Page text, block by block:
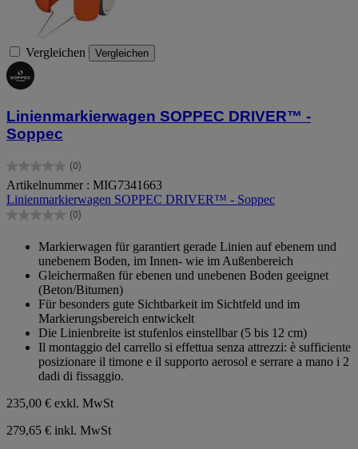
Vergleichen Vergleichen
Linienmarkierwagen SOPPEC DRIVER™ -
Soppec
(0)
0.0
von
5
Sternen.
Artikelnummer : MIG7341663
Linienmarkierwagen SOPPEC DRIVER™ - Soppec
(0)
0.0
Sternen.
Markierwagen für garantiert gerade Linien auf ebenem und
unebenem Boden, im Innen- wie im Außenbereich
Gleichermaßen für ebenen und unebenen Boden geeignet
(Beton/Bitumen)
Für besonders gute Sichtbarkeit im Sichtfeld und im
Markierungsbereich entwickelt
Die Linienbreite ist stufenlos einstellbar (5 bis 12 cm)
Il montaggio del carrello si effettua senza attrezzi: è sufficiente
posizionare il timone e il supporto aerosol e serrare a mano i 2
dadi di fissaggio.
235,00 € exkl. MwSt
279,65 € inkl. MwSt